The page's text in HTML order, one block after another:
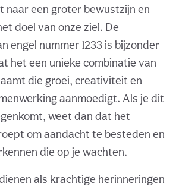
naar een groter bewustzijn en
doel van onze ziel. De
engel nummer 1233 is bijzonder
het een unieke combinatie van
die groei, creativiteit en
aanmoedigt. Als je dit
weet dan dat het
om aandacht te besteden en
die op je wachten.
als krachtige herinneringen